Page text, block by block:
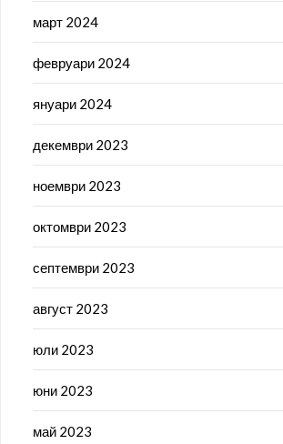
март 2024
февруари 2024
януари 2024
декември 2023
ноември 2023
октомври 2023
септември 2023
август 2023
юли 2023
юни 2023
май 2023